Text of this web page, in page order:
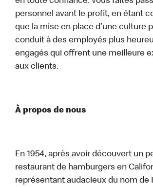
personnel avant le profit, en étant
que la mise en place d’une culture
conduit à des employés plus
engagés qui offrent une meilleure
aux clients.
À propos de nous
En 1954, après avoir découvert un
restaurant de hamburgers en
représentant audacieux du nom de